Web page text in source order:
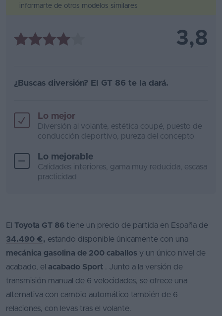
informarte de otros modelos similares
3,8
¿Buscas diversión? El GT 86 te la dará.
Lo mejor
Diversión al volante, estética coupé, puesto de
conducción deportivo, pureza del concepto
Lo mejorable
Calidades interiores, gama muy reducida, escasa
practicidad
El Toyota GT 86 tiene un precio de partida en España de
34.490 €, estando disponible únicamente con una
mecánica gasolina de 200 caballos y un único nivel de
acabado, el acabado Sport . Junto a la versión de
transmisión manual de 6 velocidades, se ofrece una
alternativa con cambio automático también de 6
relaciones, con levas tras el volante.